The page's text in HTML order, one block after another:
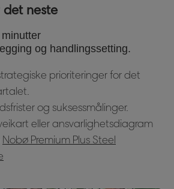
det neste
og handlingssetting.
prioriteringer for det
og suksessmålinger.
eller ansvarlighetsdiagram
Nobø Premium Plus Steel